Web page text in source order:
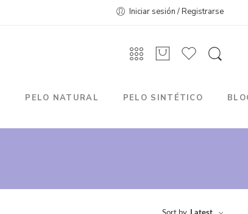
Iniciar sesión / Registrarse
PELO NATURAL PELO SINTÉTICO